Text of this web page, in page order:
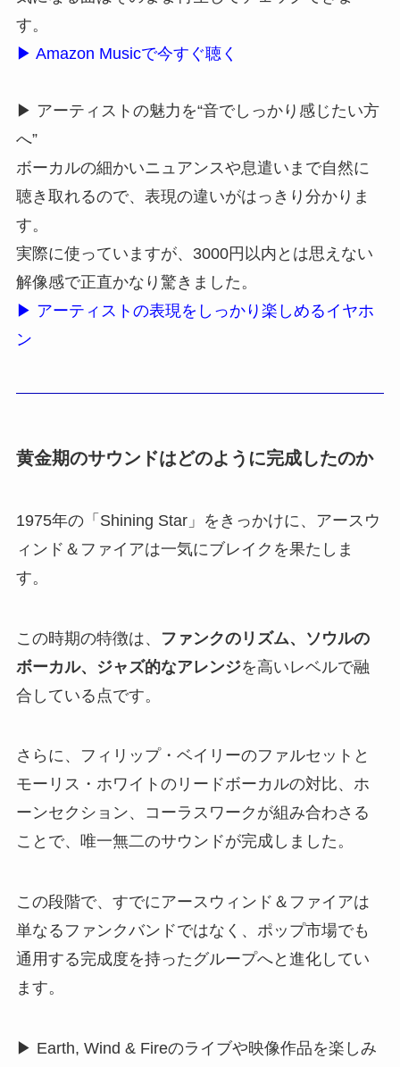
す。
▶ Amazon Musicで今すぐ聴く
▶ アーティストの魅力を“音でしっかり感じたい方
へ”
ボーカルの細かいニュアンスや息遣いまで自然に
聴き取れるので、表現の違いがはっきり分かりま
す。
実際に使っていますが、3000円以内とは思えない
解像感で正直かなり驚きました。
▶ アーティストの表現をしっかり楽しめるイヤホ
ン
黄金期のサウンドはどのように完成したのか
1975年の「Shining Star」をきっかけに、アースウ
ィンド＆ファイアは一気にブレイクを果たしま
す。
この時期の特徴は、
ファンクのリズム、ソウルの
ボーカル、ジャズ的なアレンジを高いレベルで融
合している点です。
さらに、フィリップ・ベイリーのファルセットと
モーリス・ホワイトのリードボーカルの対比、ホ
ーンセクション、コーラスワークが組み合わさる
ことで、唯一無二のサウンドが完成しました。
この段階で、すでにアースウィンド＆ファイアは
単なるファンクバンドではなく、ポップ市場でも
通用する完成度を持ったグループへと進化してい
ます。
▶ Earth, Wind & Fireのライブや映像作品を楽しみ